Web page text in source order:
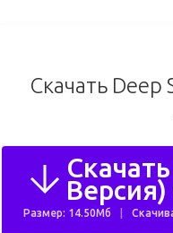
Скачать Deep
Размер: 14.50Мб